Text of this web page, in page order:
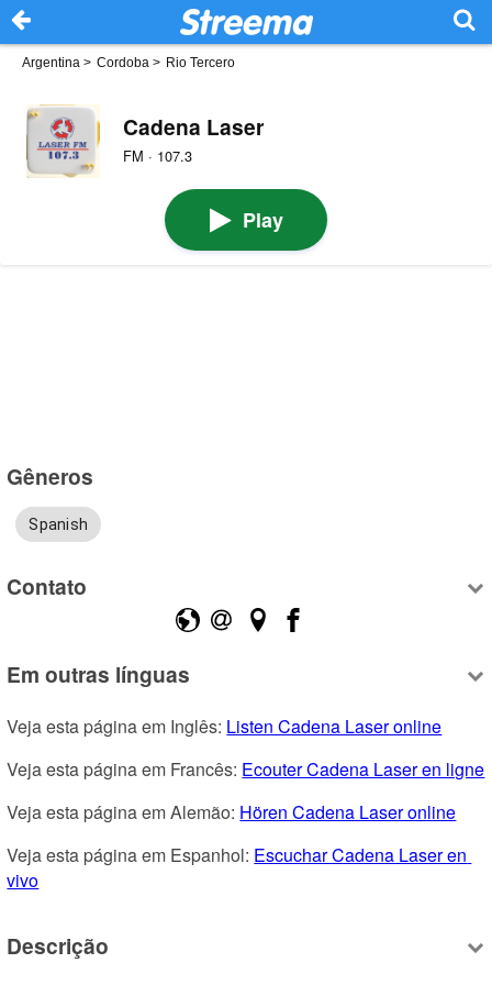
Argentina > Cordoba > Rio Tercero
Cadena Laser
FM · 107.3
Play
Gêneros
Spanish
Contato
Em outras línguas
Veja esta página em Inglês: Listen Cadena Laser online
Veja esta página em Francês: Ecouter Cadena Laser en ligne
Veja esta página em Alemão: Hören Cadena Laser online
Veja esta página em Espanhol: Escuchar Cadena Laser en
vivo
Descrição